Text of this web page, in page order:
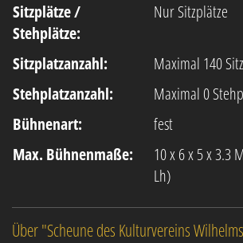
Sitzplätze /
Stehplätze:
Nur Sitzplätze
Sitzplatzanzahl:
Maximal 140
Stehplatzanzahl:
Maximal 0
Bühnenart:
fest
Max. Bühnenmaße:
10 x 6 x 5 x 3.3
Lh)
Über "Scheune des Kulturvereins